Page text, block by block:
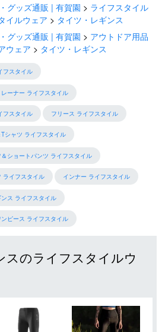
グッズ通販 | 有賀園
ライフスタイル
イルウェア
タイツ・レギンス
グッズ通販 | 有賀園
アウトドア用品
ウェア
タイツ・レギンス
フスタイル
ーナー ライフスタイル
フスタイル フリース ライフスタイル
シャツ ライフスタイル
ショートパンツ ライフスタイル
ライフスタイル インナー ライフスタイル
ス ライフスタイル
ピース ライフスタイル
スのライフスタイルウ